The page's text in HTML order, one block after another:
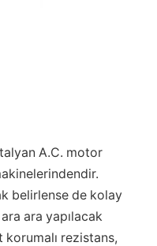
A.C. motor
belirlense de kolay
ara yapılacak
korumalı rezistans,